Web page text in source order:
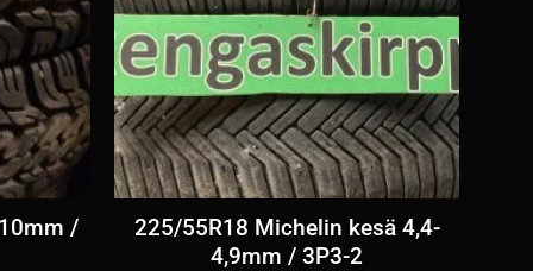
/
225/55R18 Michelin kesä 4,4-
4,9mm / 3P3-2